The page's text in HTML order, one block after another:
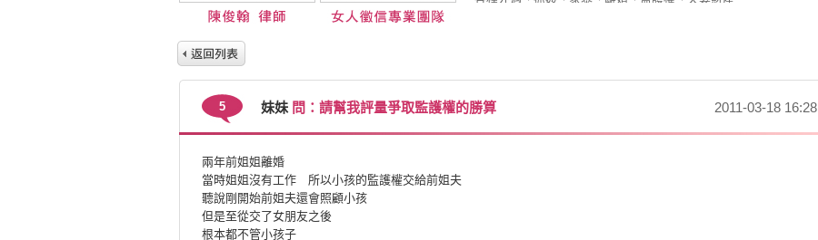
5 妹妹 問：請幫我評量爭取監護權的勝算 2011-03-18 16:28
兩年前姐姐離婚
當時姐姐沒有工作 所以小孩的監護權交給前姐夫
聽說剛開始前姐夫還會照顧小孩
但是至從交了女朋友之後
根本都不管小孩子